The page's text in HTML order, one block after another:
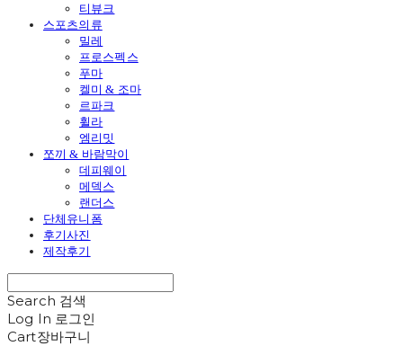
티뷰크
스포츠의류
밀레
프로스펙스
푸마
켈미 & 조마
르파크
휠라
엠리밋
쪼끼 & 바람막이
데피웨이
메덱스
랜더스
단체유니폼
후기사진
제작후기
Search 검색
Log In 로그인
Cart장바구니